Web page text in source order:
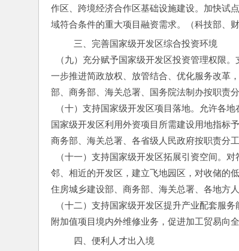
作区、跨境经济合作区基础设施建设。加快试
域符合条件的重大项目融资需求。（科技部、
三、完善国家级开发区综合投资环境
（九）充分赋予国家级开发区投资管理权限
一步推进简政放权、放管结合、优化服务改革
部、商务部、海关总署、国务院法制办按职责分
（十）支持国家级开发区项目落地。允许各
国家级开发区利用外资项目所需建设用地指标
商务部、海关总署、各省级人民政府按职责分工
（十一）支持国家级开发区拓展引资空间。
邻、相近的开发区，建立飞地园区，对收储的
住房城乡建设部、商务部、海关总署、各地方
（十二）支持国家级开发区提升产业配套服
附加值项目境内外维修业务，促进加工贸易向
四、便利人才出入境